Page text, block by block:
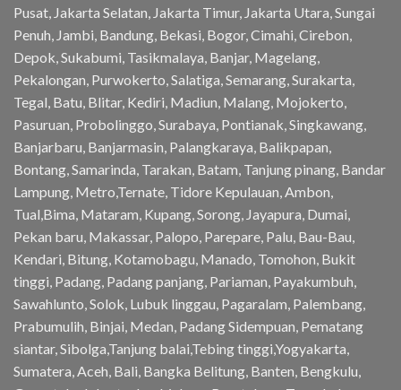
Pusat, Jakarta Selatan, Jakarta Timur, Jakarta Utara, Sungai
Penuh, Jambi, Bandung, Bekasi, Bogor, Cimahi, Cirebon,
Depok, Sukabumi, Tasikmalaya, Banjar, Magelang,
Pekalongan, Purwokerto, Salatiga, Semarang, Surakarta,
Tegal, Batu, Blitar, Kediri, Madiun, Malang, Mojokerto,
Pasuruan, Probolinggo, Surabaya, Pontianak, Singkawang,
Banjarbaru, Banjarmasin, Palangkaraya, Balikpapan,
Bontang, Samarinda, Tarakan, Batam, Tanjung pinang, Bandar
Lampung, Metro,Ternate, Tidore Kepulauan, Ambon,
Tual,Bima, Mataram, Kupang, Sorong, Jayapura, Dumai,
Pekan baru, Makassar, Palopo, Parepare, Palu, Bau-Bau,
Kendari, Bitung, Kotamobagu, Manado, Tomohon, Bukit
tinggi, Padang, Padang panjang, Pariaman, Payakumbuh,
Sawahlunto, Solok, Lubuk linggau, Pagaralam, Palembang,
Prabumulih, Binjai, Medan, Padang Sidempuan, Pematang
siantar, Sibolga,Tanjung balai,Tebing tinggi,Yogyakarta,
Sumatera, Aceh, Bali, Bangka Belitung, Banten, Bengkulu,